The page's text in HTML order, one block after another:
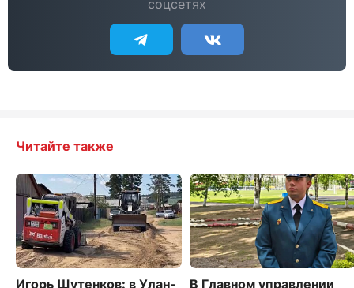
соцсетях
Читайте также
Игорь Шутенков: в Улан- В Главном управлении